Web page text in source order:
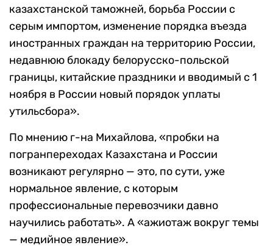
казахстанской таможней, борьба России с
серым импортом, изменение порядка въезда
иностранных граждан на территорию России,
недавнюю блокаду белорусско-польской
границы, китайские праздники и вводимый с 1
ноября в России новый порядок уплаты
утильсбора».
По мнению г-на Михайлова, «пробки на
погранпереходах Казахстана и России
возникают регулярно — это, по сути, уже
нормальное явление, с которым
профессиональные перевозчики давно
научились работать». А «ажиотаж вокруг темы
— медийное явление».